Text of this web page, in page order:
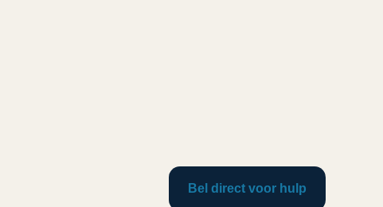
Bel direct voor hulp